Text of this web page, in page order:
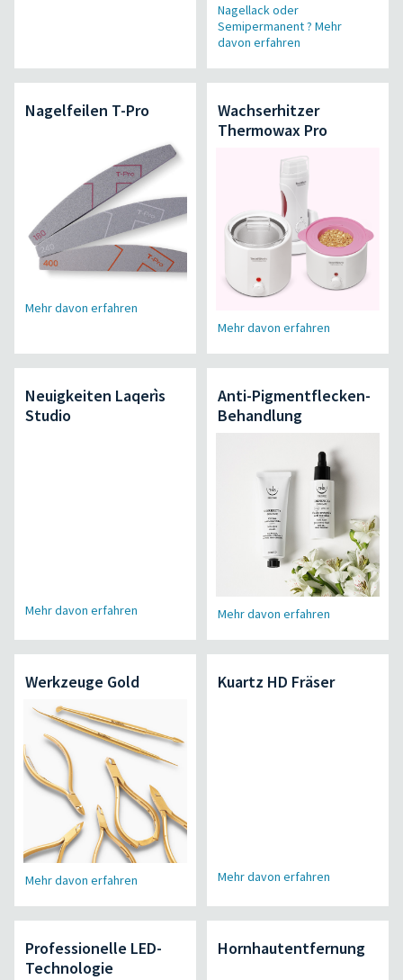
Nagellack oder
Semipermanent ? Mehr
davon erfahren
Nagelfeilen T-Pro
Mehr davon erfahren
Wachserhitzer
Thermowax Pro
Mehr davon erfahren
Neuigkeiten Laqerìs
Studio
Mehr davon erfahren
Anti-Pigmentflecken-
Behandlung
Mehr davon erfahren
Werkzeuge Gold
Mehr davon erfahren
Kuartz HD Fräser
Mehr davon erfahren
Professionelle LED-
Technologie
Hornhautentfernung